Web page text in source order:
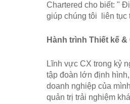
Chartered cho biết: "
giúp chúng tôi  liên
Hành trình Thiết kế
Lĩnh vực CX trong kỷ
tập đoàn lớn định
doanh nghiệp của
quản trị trải nghiệm